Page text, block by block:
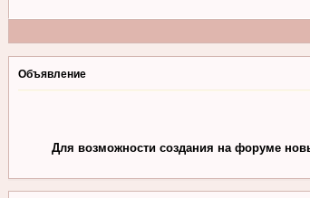
Объявление
Для возможности создания на форуме